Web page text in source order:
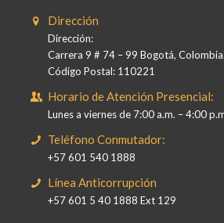
Dirección
Dirección:
Carrera 9 # 74 – 99 Bogotá, Colombia.
Código Postal: 110221
Horario de Atención Presencial:
Lunes a viernes de 7:00 a.m. – 4:00
Teléfono Conmutador:
+57 601 540 1888
Línea Anticorrupción
+57 601 5 40 1888 Ext 129